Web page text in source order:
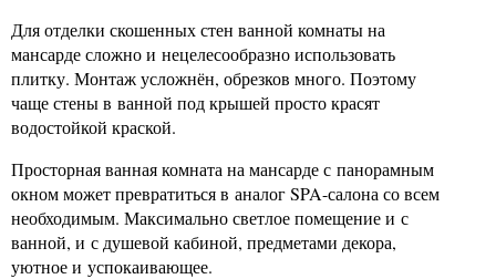
Для отделки скошенных стен ванной комнаты на
мансарде сложно и нецелесообразно использовать
плитку. Монтаж усложнён, обрезков много. Поэтому
чаще стены в ванной под крышей просто красят
водостойкой краской.
Просторная ванная комната на мансарде с панорамным
окном может превратиться в аналог SPA-салона со всем
необходимым. Максимально светлое помещение и с
ванной, и с душевой кабиной, предметами декора,
уютное и успокаивающее.